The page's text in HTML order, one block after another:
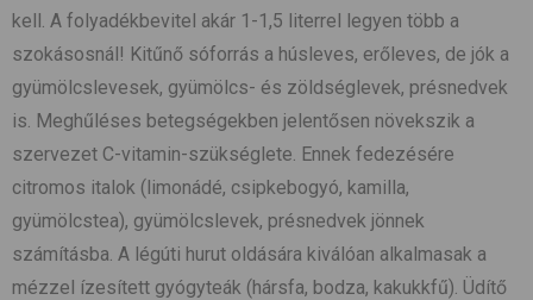
kell. A folyadékbevitel akár 1-1,5 literrel legyen több a
szokásosnál! Kitűnő sóforrás a húsleves, erőleves, de jók a
gyümölcslevesek, gyümölcs- és zöldséglevek, présnedvek
is. Meghűléses betegségekben jelentősen növekszik a
szervezet C-vitamin-szükséglete. Ennek fedezésére
citromos italok (limonádé, csipkebogyó, kamilla,
gyümölcstea), gyümölcslevek, présnedvek jönnek
számításba. A légúti hurut oldására kiválóan alkalmasak a
mézzel ízesített gyógyteák (hársfa, bodza, kakukkfű). Üdítő